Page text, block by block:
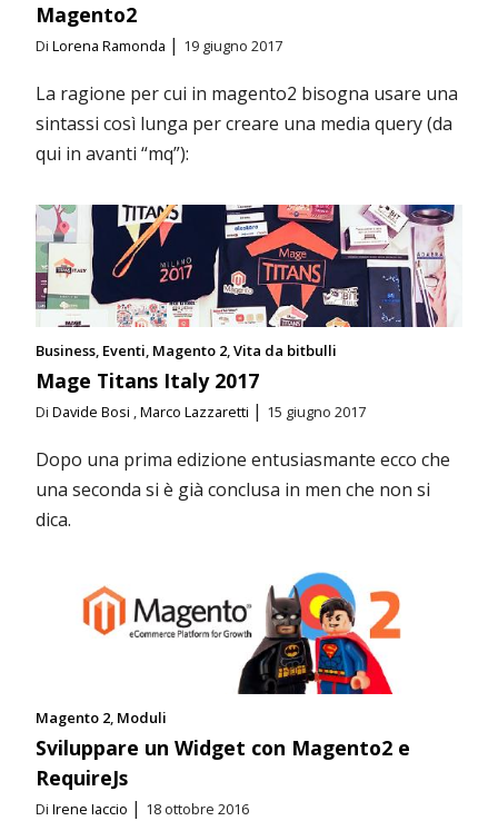
Magento2
Di Lorena Ramonda | 19 giugno 2017
La ragione per cui in magento2 bisogna usare una
sintassi così lunga per creare una media query (da
qui in avanti “mq”):
Business Eventi Magento 2 Vita da bitbulli
Mage Titans Italy 2017
Di Davide Bosi ,Marco Lazzaretti | 15 giugno 2017
Dopo una prima edizione entusiasmante ecco che
una seconda si è già conclusa in men che non si
dica.
Magento 2 Moduli
Sviluppare un Widget con Magento2 e
RequireJs
Di Irene Iaccio | 18 ottobre 2016